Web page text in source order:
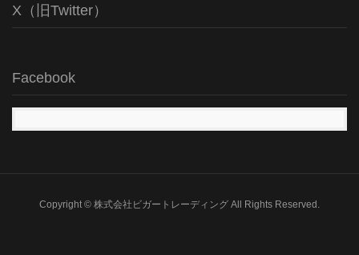
X（旧Twitter）
Facebook
Copyright © 株式会社ビガートレーディング All Rights Reserved.